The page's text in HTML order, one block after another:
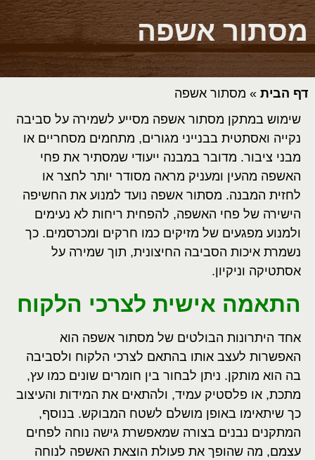
מסתור אשפה
דף הבית » מסתור אשפה
שימוש במתקן מסתור אשפה מסייע לשמירה על סביבה
נקייה ואסתטית בבנייני מגורים, מתחמים מסחריים או
מבני ציבור. מדובר במבנה ייעודי שמסתיר את פחי
האשפה מהעין ומעניק מראה מסודר יותר לחצר או
לחזית המבנה. מסתור אשפה נועד למנוע את החשיפה
הישירה של פחי האשפה, להפחית ריחות לא נעימים
ולמנוע מפגעים של מזיקים כמו חרקים ומכרסמים. כך
נשמרת איכות הסביבה החיצונית, תוך שמירה על
אסתטיקה וניקיון.
התאמה אישית לצרכי הלקוח
אחד היתרונות הבולטים של מסתור אשפה הוא
האפשרות לעצב אותו בהתאם לצרכי הלקוח ולסביבה
בה הוא מותקן. ניתן לבחור בין חומרים שונים כמו עץ,
מתכת, או פלסטיק עמיד, ולהתאים את המידות והעיצוב
כך שיתאימו באופן מושלם לשטח המבוקש. בנוסף,
המתקנים נבנים בצורה שמאפשרת גישה נוחה לפחים
עצמם, מה שהופך את פעולת הוצאת האשפה לנוחה